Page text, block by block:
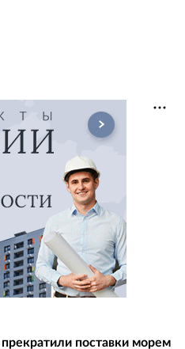
поставки морем